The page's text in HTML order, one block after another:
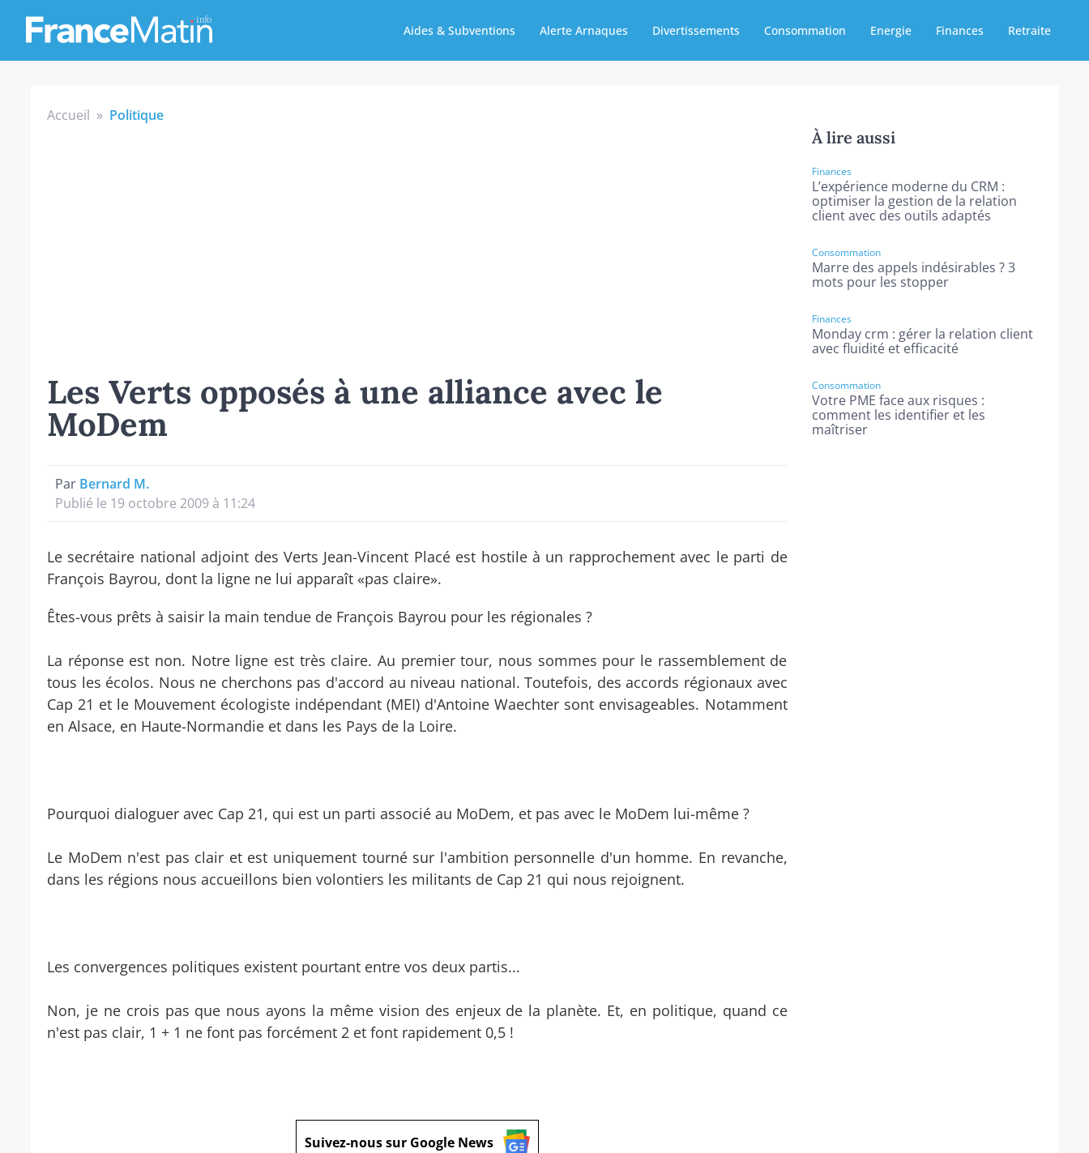
Aides & Subventions Alerte Arnaques Divertissements Consommation Energie Finances Retraite
Accueil » Politique
Les Verts opposés à une alliance avec le
MoDem
Par Bernard M.
Publié le 19 octobre 2009 à 11:24
Le secrétaire national adjoint des Verts Jean-Vincent Placé est hostile à un rapprochement avec le parti de
François Bayrou, dont la ligne ne lui apparaît «pas claire».
Êtes-vous prêts à saisir la main tendue de François Bayrou pour les régionales ?
La réponse est non. Notre ligne est très claire. Au premier tour, nous sommes pour le rassemblement de
tous les écolos. Nous ne cherchons pas d'accord au niveau national. Toutefois, des accords régionaux avec
Cap 21 et le Mouvement écologiste indépendant (MEI) d'Antoine Waechter sont envisageables. Notamment
en Alsace, en Haute-Normandie et dans les Pays de la Loire.
Pourquoi dialoguer avec Cap 21, qui est un parti associé au MoDem, et pas avec le MoDem lui-même ?
Le MoDem n'est pas clair et est uniquement tourné sur l'ambition personnelle d'un homme. En revanche,
dans les régions nous accueillons bien volontiers les militants de Cap 21 qui nous rejoignent.
Les convergences politiques existent pourtant entre vos deux partis...
Non, je ne crois pas que nous ayons la même vision des enjeux de la planète. Et, en politique, quand ce
n'est pas clair, 1 + 1 ne font pas forcément 2 et font rapidement 0,5 !
Suivez-nous sur Google News
À lire aussi
Finances
L’expérience moderne du CRM :
optimiser la gestion de la relation
client avec des outils adaptés
Consommation
Marre des appels indésirables ? 3
mots pour les stopper
Finances
Monday crm : gérer la relation client
avec fluidité et efficacité
Consommation
Votre PME face aux risques :
comment les identifier et les
maîtriser